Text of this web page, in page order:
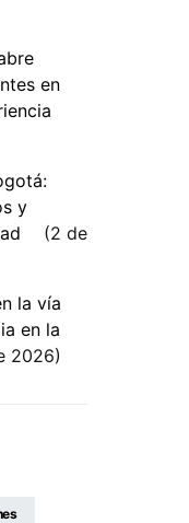
en
y
2 de
la vía
en la
2026